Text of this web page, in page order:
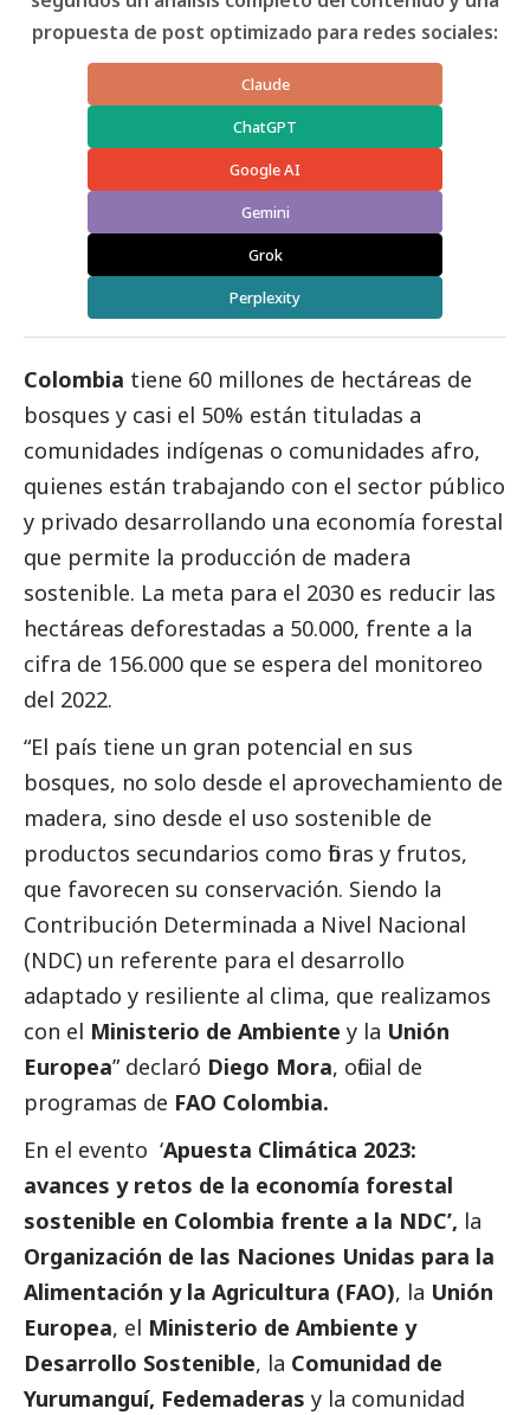
propuesta de post optimizado para redes sociales:
Claude
ChatGPT
Google AI
Gemini
Grok
Perplexity
Colombia tiene 60 millones de hectáreas de
bosques y casi el 50% están tituladas a
comunidades indígenas o comunidades afro,
quienes están trabajando con el sector público
y privado desarrollando una economía forestal
que permite la producción de madera
sostenible. La meta para el 2030 es reducir las
hectáreas deforestadas a 50.000, frente a la
cifra de 156.000 que se espera del monitoreo
del 2022.
“El país tiene un gran potencial en sus
bosques, no solo desde el aprovechamiento de
madera, sino desde el uso sostenible de
productos secundarios como fibras y frutos,
que favorecen su conservación. Siendo la
Contribución Determinada a Nivel Nacional
(NDC) un referente para el desarrollo
adaptado y resiliente al clima, que realizamos
con el Ministerio de Ambiente y la Unión
Europea” declaró Diego Mora, oficial de
programas de FAO Colombia.
En el evento ‘Apuesta Climática 2023:
avances y retos de la economía forestal
sostenible en Colombia frente a la NDC’, la
Organización de las Naciones Unidas para la
Alimentación y la Agricultura (FAO), la Unión
Europea, el Ministerio de Ambiente y
Desarrollo Sostenible, la Comunidad de
Yurumanguí, Fedemaderas y la comunidad